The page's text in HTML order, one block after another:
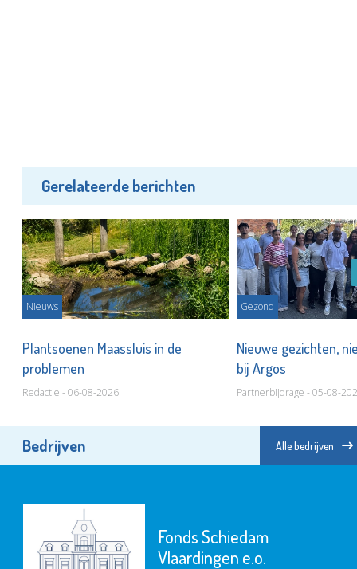
Gerelateerde berichten
Nieuws
Plantsoenen Maassluis in de
problemen
Redactie - 06-08-2026
Gezond
Nieuwe gezichten,
bij Argos
Partnerbijdrage - 05-08-
Bedrijven Alle bedrijven
Fonds Schiedam
Vlaardingen e.o.